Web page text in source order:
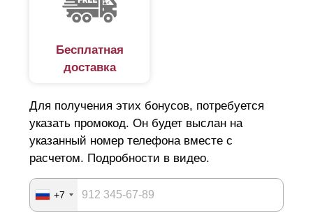
Бесплатная
доставка
Для получения этих бонусов, потребуется
указать промокод. Он будет выслан на
указанный номер телефона вместе с
расчетом. Подробности в видео.
+7